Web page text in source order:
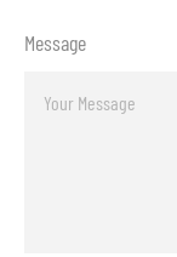
Message